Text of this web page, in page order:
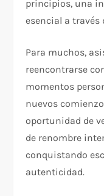
principios, una
esencial a través
Para muchos,
reencontrarse
momentos
nuevos
oportunidad de
de renombre
conquistando
autenticidad.